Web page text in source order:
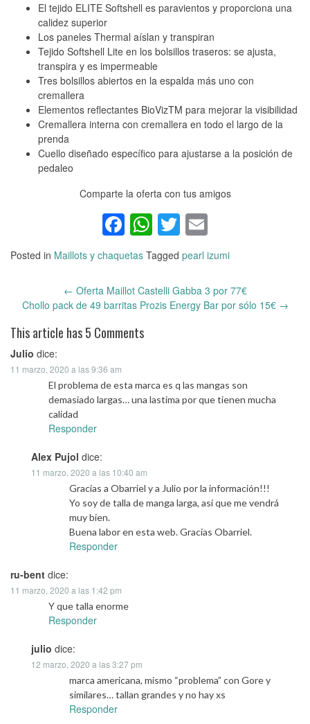
El tejido ELITE Softshell es paravientos y proporciona una
calidez superior
Los paneles Thermal aíslan y transpiran
Tejido Softshell Lite en los bolsillos traseros: se ajusta,
transpira y es impermeable
Tres bolsillos abiertos en la espalda más uno con
cremallera
Elementos reflectantes BioVizTM para mejorar la visibilidad
Cremallera interna con cremallera en todo el largo de la
prenda
Cuello diseñado específico para ajustarse a la posición de
pedaleo
Comparte la oferta con tus amigos
Facebook
WhatsApp
Twitter
Posted in Maillots y chaquetas Tagged pearl izumi
Post
← Oferta Maillot Castelli Gabba 3 por 77€
Chollo pack de 49 barritas Prozis Energy Bar por sólo 15€ →
This article has 5 Comments
Julio dice:
11 marzo, 2020 a las 9:36 am
El problema de esta marca es q las mangas son
demasiado largas… una lastima por que tienen mucha
calidad
Responder
Alex Pujol dice:
11 marzo, 2020 a las 10:40 am
Gracias a Obarriel y a Julio por la información!!!
Yo soy de talla de manga larga, así que me vendrá
muy bien.
Buena labor en esta web. Gracias Obarriel.
Responder
ru-bent dice:
11 marzo, 2020 a las 1:42 pm
Y que talla enorme
Responder
julio dice:
12 marzo, 2020 a las 3:27 pm
marca americana, mismo “problema” con Gore y
similares… tallan grandes y no hay xs
Responder